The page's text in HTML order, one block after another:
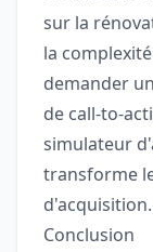
sur la
la
demander
de call-to-
simulateur
transforme
d'acquisition.
Conclusion